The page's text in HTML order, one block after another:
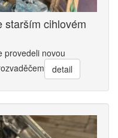
starším cihlovém
provedeli novou
detail